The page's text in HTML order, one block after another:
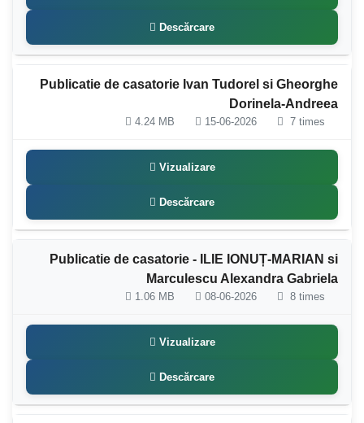
Descărcare
Publicatie de casatorie Ivan Tudorel si Gheorghe
Dorinela-Andreea
4.24 MB 15-06-2026 7 times
Vizualizare
Descărcare
Publicatie de casatorie - ILIE IONUȚ-MARIAN si
Marculescu Alexandra Gabriela
1.06 MB 08-06-2026 8 times
Vizualizare
Descărcare